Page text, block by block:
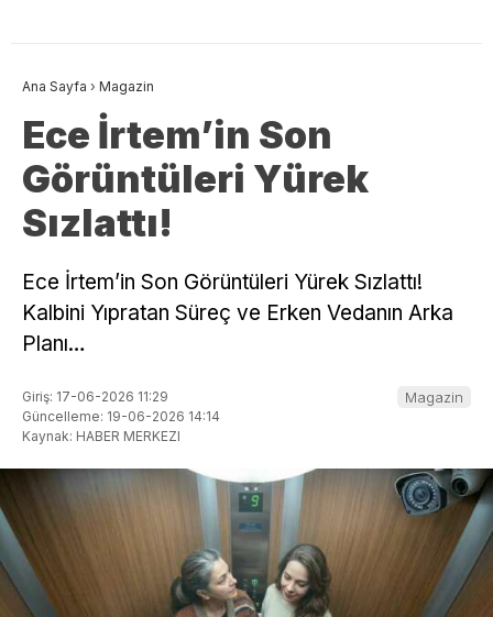
Ana Sayfa › Magazin
Ece İrtem’in Son
Görüntüleri Yürek
Sızlattı!
Ece İrtem’in Son Görüntüleri Yürek Sızlattı!
Kalbini Yıpratan Süreç ve Erken Vedanın Arka
Planı…
Giriş: 17-06-2026 11:29
Güncelleme: 19-06-2026 14:14
Kaynak: HABER MERKEZI
Magazin